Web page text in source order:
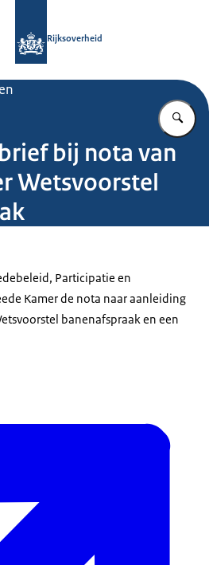
Rijksoverheid
bij nota van
Wetsvoorstel
Participatie en
Kamer de nota naar aanleiding
banenafspraak en een